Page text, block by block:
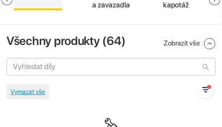
a zavazadla
kapotáž
Všechny produkty (64) Zobrazit vše